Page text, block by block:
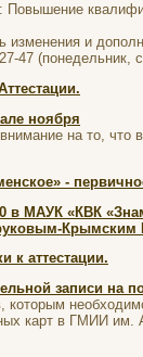
Повышение
изменения и
47 (понедельник,
ноября
на то, что
-
в МАУК «КВК
Крымским
к аттестации.
записи на
которым
карт в ГМИИ